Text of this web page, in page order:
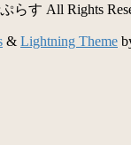
らす All Rights
& Lightning Theme